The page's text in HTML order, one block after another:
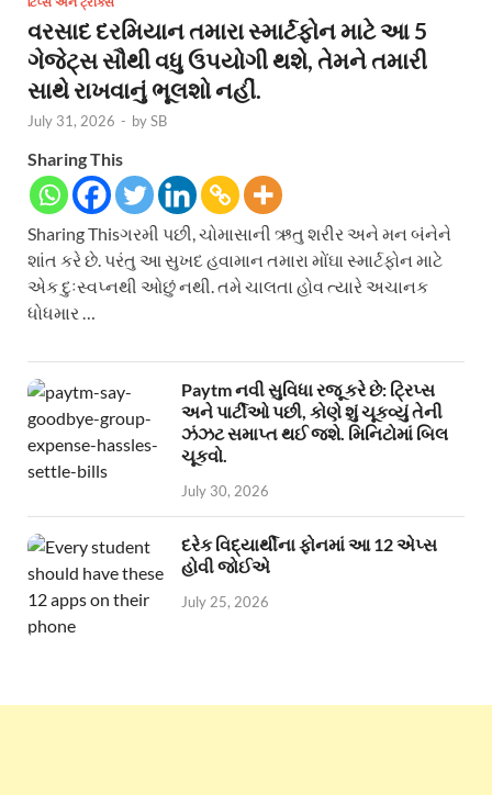
વરસાદ દરમિયાન તમારા સ્માર્ટફોન માટે આ 5
ગેજેટ્સ સૌથી વધુ ઉપયોગી થશે, તેમને તમારી
સાથે રાખવાનું ભૂલશો નહીં.
July 31, 2026 - bySB
Sharing This
Sharing Thisગરમી પછી, ચોમાસાની ઋતુ શરીર અને મન બંનેને
શાંત કરે છે. પરંતુ આ સુખદ હવામાન તમારા મોંઘા સ્માર્ટફોન માટે
એક દુઃસ્વપ્નથી ઓછું નથી. તમે ચાલતા હોવ ત્યારે અચાનક
ધોધમાર …
Paytm નવી સુવિધા રજૂ કરે છે: ટ્રિપ્સ
અને પાર્ટીઓ પછી, કોણે શું ચૂકવ્યું તેની
ઝંઝટ સમાપ્ત થઈ જશે. મિનિટોમાં બિલ
ચૂકવો.
July 30, 2026
દરેક વિદ્યાર્થીના ફોનમાં આ 12 એપ્સ
હોવી જોઈએ
July 25, 2026